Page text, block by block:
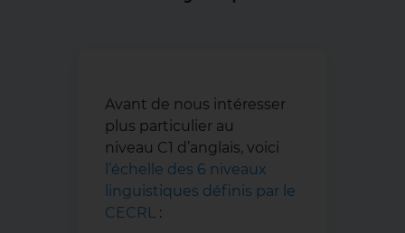
Avant de nous intéresser
plus particulier au
niveau C1 d’anglais, voici
l’échelle des 6 niveaux
linguistiques définis par le
CECRL :